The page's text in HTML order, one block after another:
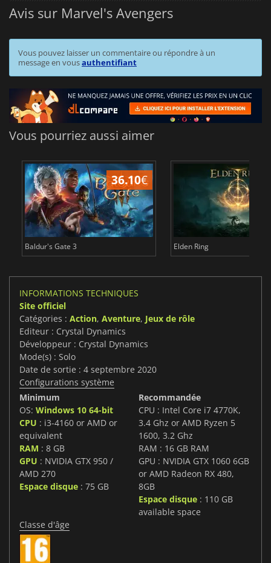
Avis sur Marvel's Avengers
Vous pouvez laisser un commentaire ou répondre à un
message en vousauthentifiant
Vous pourriez aussi aimer
36.10€
Baldur's Gate 3 Elden Ring
INFORMATIONS TECHNIQUES
Site officiel
Catégories : Action, Aventure, Jeux de rôle
Editeur : Crystal Dynamics
Développeur : Crystal Dynamics
Mode(s) : Solo
Date de sortie : 4 septembre 2020
Configurations système
Minimum
OS: Windows 10 64-bit
CPU : i3-4160 or AMD or
equivalent
RAM : 8 GB
GPU : NVIDIA GTX 950 /
AMD 270
Espace disque : 75 GB
Recommandée
CPU : Intel Core i7 4770K,
3.4 Ghz or AMD Ryzen 5
1600, 3.2 Ghz
RAM : 16 GB RAM
GPU : NVIDIA GTX 1060 6GB
or AMD Radeon RX 480,
8GB
Espace disque : 110 GB
available space
Classe d'âge